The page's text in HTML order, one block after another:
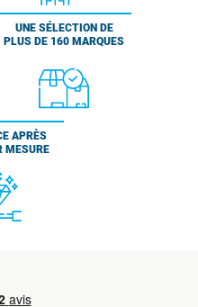
UNE SÉLECTION DE
PLUS DE 160 MARQUES
APRÈS
MESURE